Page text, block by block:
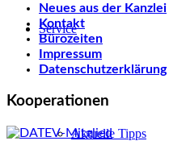
Service
Aktuelle Tipps
Neues aus der Kanzlei
Kontakt
Bürozeiten
Impressum
Datenschutzerklärung
Kooperationen